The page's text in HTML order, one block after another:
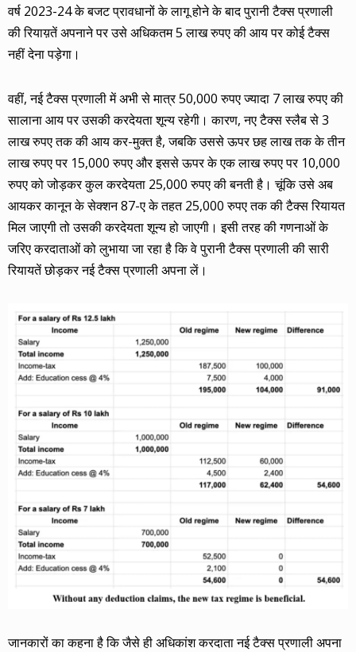
वर्ष 2023-24 के बजट प्रावधानों के लागू होने के बाद पुरानी टैक्स प्रणाली
की रियाय़तें अपनाने पर उसे अधिकतम 5 लाख रुपए की आय पर कोई टैक्स
नहीं देना पड़ेगा।
वहीं, नई टैक्स प्रणाली में अभी से मात्र 50,000 रुपए ज्यादा 7 लाख रुपए की
सालाना आय पर उसकी करदेयता शून्य रहेगी। कारण, नए टैक्स स्लैब से 3
लाख रुपए तक की आय कर-मुक्त है, जबकि उससे ऊपर छह लाख तक के तीन
लाख रुपए पर 15,000 रुपए और इससे ऊपर के एक लाख रुपए पर 10,000
रुपए को जोड़कर कुल करदेयता 25,000 रुपए की बनती है। चूंकि उसे अब
आयकर कानून के सेक्शन 87-ए के तहत 25,000 रुपए तक की टैक्स रियायत
मिल जाएगी तो उसकी करदेयता शून्य हो जाएगी। इसी तरह की गणनाओं के
जरिए करदाताओं को लुभाया जा रहा है कि वे पुरानी टैक्स प्रणाली की सारी
रियायतें छोड़कर नई टैक्स प्रणाली अपना लें।
जानकारों का कहना है कि जैसे ही अधिकांश करदाता नई टैक्स प्रणाली अपना